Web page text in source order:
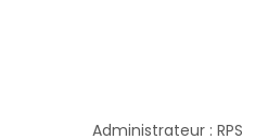
Administrateur : RPS